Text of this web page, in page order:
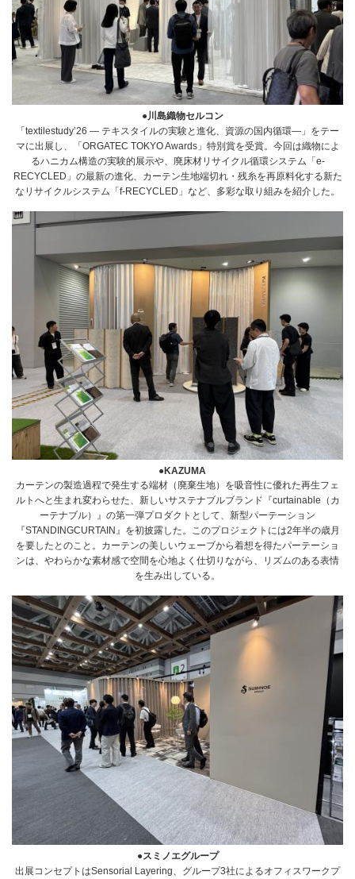
●川島織物セルコン
「textilestudy’26 ― テキスタイルの実験と進化、資源の国内循環―」をテー
マに出展し、「ORGATEC TOKYO Awards」特別賞を受賞。今回は織物によ
るハニカム構造の実験的展示や、廃床材リサイクル循環システム「e-
RECYCLED」の最新の進化、カーテン生地端切れ・残糸を再原料化する新た
なリサイクルシステム「f-RECYCLED」など、多彩な取り組みを紹介した。
●KAZUMA
カーテンの製造過程で発生する端材（廃棄生地）を吸音性に優れた再生フェ
ルトへと生まれ変わらせた、新しいサステナブルブランド『curtainable（カ
ーテナブル）』の第一弾プロダクトとして、新型パーテーション
『STANDINGCURTAIN』を初披露した。このプロジェクトには2年半の歳月
を要したとのこと。カーテンの美しいウェーブから着想を得たパーテーショ
ンは、やわらかな素材感で空間を心地よく仕切りながら、リズムのある表情
を生み出している。
●スミノエグループ
出展コンセプトはSensorial Layering、グループ3社によるオフィスワークプ